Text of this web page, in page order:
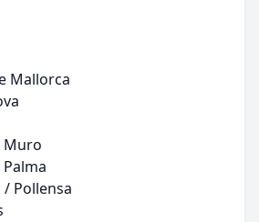
Mallorca
Muro
Pollensa